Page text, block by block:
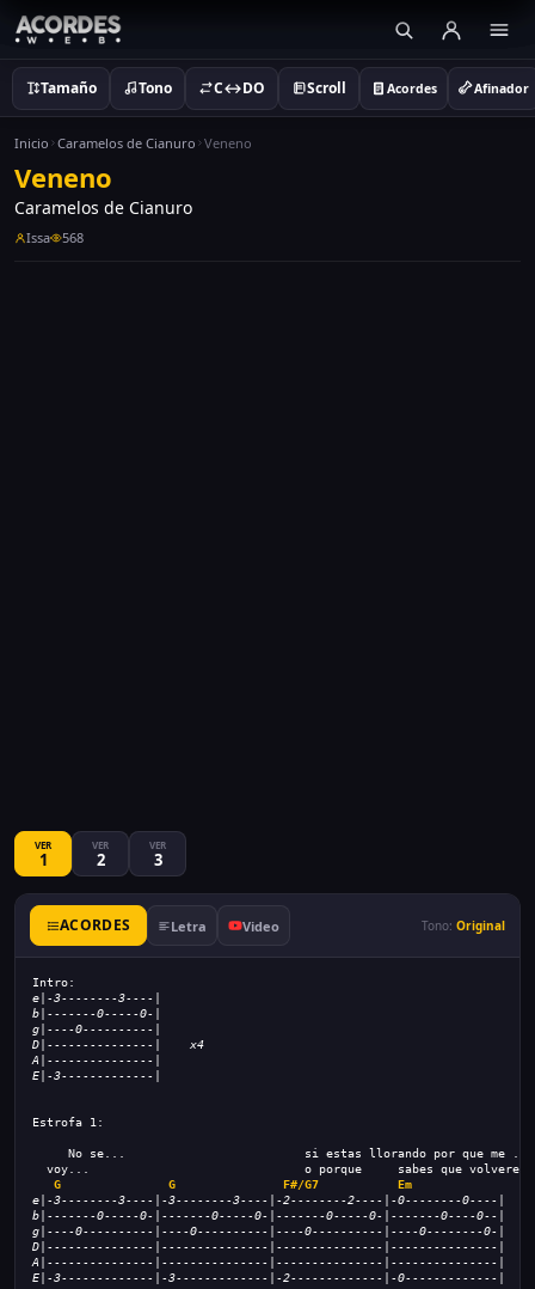
Tamaño Tono C↔DO Scroll Acordes Afinador
Inicio Caramelos de Cianuro Veneno
Veneno
Caramelos de Cianuro
Issa 568
VER
1
VER
2
VER
3
ACORDES Letra Video Tono: Original
Intro:
e|-3--------3----|
b|-------0-----0-|
g|----0----------|
D|---------------|    x4
A|---------------|
E|-3-------------|
Estrofa 1:
No se...                         si estas llorando por que me ...
voy...                              o porque     sabes que
G
G F#/G7
Em
e|-3--------3----|-3--------3----|-2--------2----|-0--------0----|
b|-------0-----0-|-------0-----0-|-------0-----0-|-------0----0--|
g|----0----------|----0----------|----0----------|----0--------0-|
D|---------------|---------------|---------------|---------------|
A|---------------|---------------|---------------|---------------|
E|-3-------------|-3-------------|-2-------------|-0-------------|